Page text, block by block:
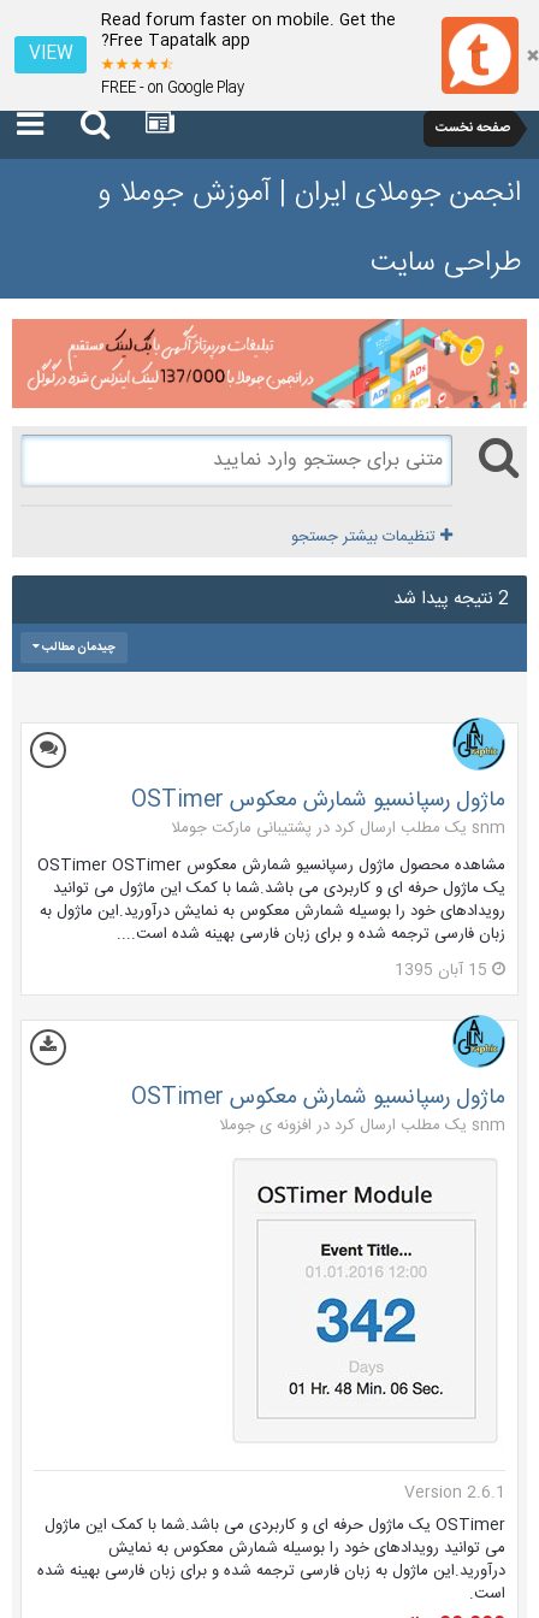
Read forum faster on mobile. Get the
Free Tapatalk app?
FREE - on Google Play
VIEW
صفحه نخست
انجمن جوملای ایران | آموزش جوملا و
طراحی سایت
تنظیمات بیشتر جستجو
2 نتیجه پیدا شد
چیدمان مطالب
ماژول رسپانسیو شمارش معکوس OSTimer
snm یک مطلب ارسال کرد در
پشتیبانی مارکت جوملا
مشاهده محصول ماژول رسپانسیو شمارش معکوس OSTimer OSTimer
یک ماژول حرفه ای و کاربردی می باشد.شما با کمک این ماژول می توانید
رویدادهای خود را بوسیله شمارش معکوس به نمایش درآورید.این ماژول به
زبان فارسی ترجمه شده و برای زبان فارسی بهینه شده است....
15 آبان 1395
ماژول رسپانسیو شمارش معکوس OSTimer
snm یک مطلب ارسال کرد در افزونه ی جوملا
Version 2.6.1
OSTimer یک ماژول حرفه ای و کاربردی می باشد.شما با کمک این ماژول
می توانید رویدادهای خود را بوسیله شمارش معکوس به نمایش
درآورید.این ماژول به زبان فارسی ترجمه شده و برای زبان فارسی بهینه شده
است.